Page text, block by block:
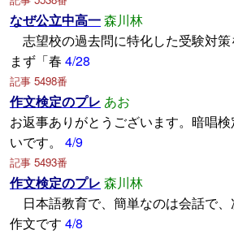
なぜ公立中高一森川林
志望校の過去問に特化した受験対策
まず「春 4/28
記事 5498番
作文検定のプレ あお
お返事ありがとうございます。暗唱
いです。
4/9
記事 5493番
作文検定のプレ 森川林
日本語教育で、簡単なのは会話で
作文です 4/8